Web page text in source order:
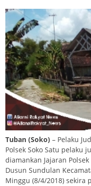
Tuban (Soko) – Pelaku
Polsek Soko Satu pelaku
diamankan Jajaran
Dusun Sundulan
Minggu (8/4/2018) sekira